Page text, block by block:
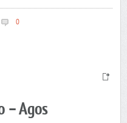
0
– Agos